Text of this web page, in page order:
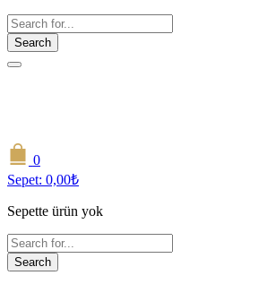
Search
0
Sepet: 0,00₺
Sepette ürün yok
Search